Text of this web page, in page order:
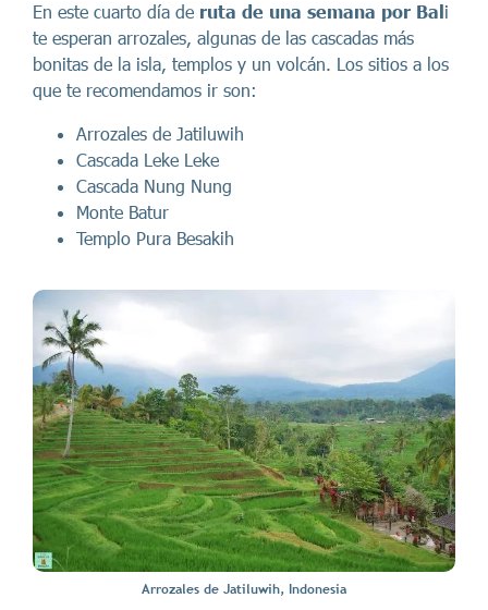
En este cuarto día de ruta de una semana por Bali
te esperan arrozales, algunas de las cascadas más
bonitas de la isla, templos y un volcán. Los sitios a los
que te recomendamos ir son:
Arrozales de Jatiluwih
Cascada Leke Leke
Cascada Nung Nung
Monte Batur
Templo Pura Besakih
Arrozales de Jatiluwih, Indonesia